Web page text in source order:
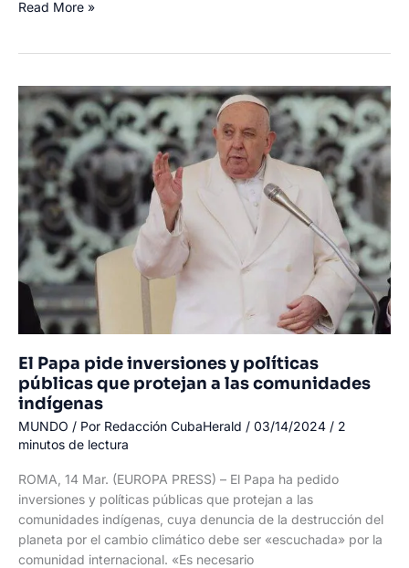
China
de
dejar
de
«reprimir
injustamente»
a
empresas
extranjeras
tras
el
aviso
TikTok
Read More »
El Papa pide inversiones y políticas
públicas que protejan a las comunidades
indígenas
MUNDO / Por Redacción CubaHerald / 03/14/2024 / 2
minutos de lectura
ROMA, 14 Mar. (EUROPA PRESS) – El Papa ha pedido
inversiones y políticas públicas que protejan a las
comunidades indígenas, cuya denuncia de la destrucción del
planeta por el cambio climático debe ser «escuchada» por la
comunidad internacional. «Es necesario